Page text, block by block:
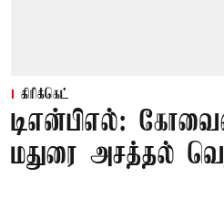
கிரிக்கெட்
டிஎன்பிஎல்:
மதுரை அசத்தல்